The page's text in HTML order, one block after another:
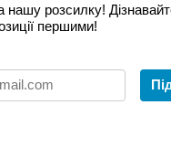
нашу розсилку!
першими!